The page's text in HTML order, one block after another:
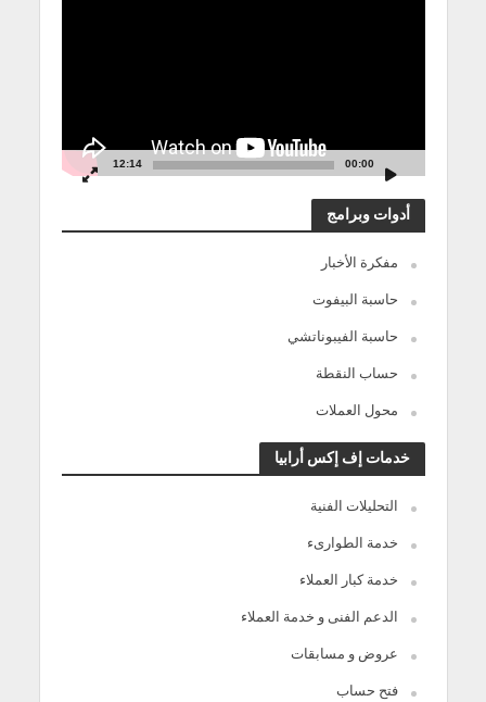
00:00
12:14
أدوات وبرامج
مفكرة الأخبار
حاسبة البيفوت
حاسبة الفيبوناتشي
حساب النقطة
محول العملات
خدمات إف إكس أرابيا
التحليلات الفنية
خدمة الطوارىء
خدمة كبار العملاء
الدعم الفنى و خدمة العملاء
عروض و مسابقات
فتح حساب